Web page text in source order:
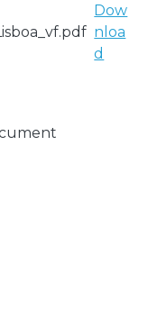
Dow
nloa
d